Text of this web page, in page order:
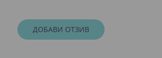
ДОБАВИ ОТЗИВ